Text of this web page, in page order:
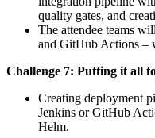
quality gates, and
The attendee teams
and GitHub Actions –
Challenge 7: Putting it all
Creating deployment
Jenkins or GitHub
Helm.